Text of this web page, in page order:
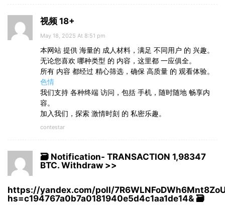
视频 18+
May 18, 2025 At 8:51 pm
本网站 提供 海量的 成人材料，满足 不同用户 的 兴趣。
无论您喜欢 哪种类型 的 内容，这里都 一应俱全。
所有 内容 都经过 精心筛选，确保 高质量 的 观看体验。
色情
我们支持 各种终端 访问，包括 手机，随时随地 畅享内
容。
加入我们，探索 激情时刻 的 私密乐趣。
contestar
🗃 Notification- TRANSACTION 1,98347
BTC. Withdraw >>
https://yandex.com/poll/
hs=c194767a0b7a0181940e5d4c1aa1de14& 🗃